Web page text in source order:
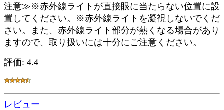
注意≫※赤外線ライトが直接眼に当たらない位置に設
置してください。※赤外線ライトを凝視しないでくだ
さい。また、赤外線ライト部分が熱くなる場合があり
ますので、取り扱いには十分にご注意ください。
評価: 4.4
レビュー